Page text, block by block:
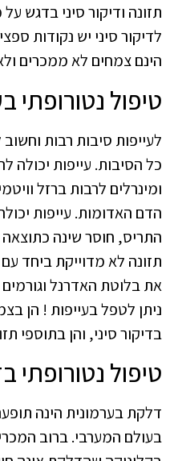
תזונה ודיקור סיני בדגש
לדיקור סיני יש נקודות
הינם צמחים לא ממכרים
טיפול נטורופתי
לעייפות סיבות רבות
כל הסיבות. עייפות יכולה
הדם האדומות. עייפות
התריס, חוסר שינה
תזונה לא מדוייקת ביחד
את בלוטת האדרנל וגורמים
ניתן לטפל בעייפות ! הן
בדיקור סיני, והן בתוספי
טיפול
דלקת בערמונית הינה
בעולם המערבי. ברוב